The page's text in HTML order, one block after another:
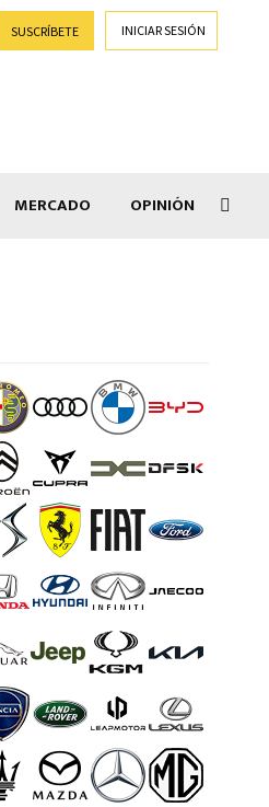
SUSCRÍBETE INICIAR SESIÓN
MERCADO OPINIÓN